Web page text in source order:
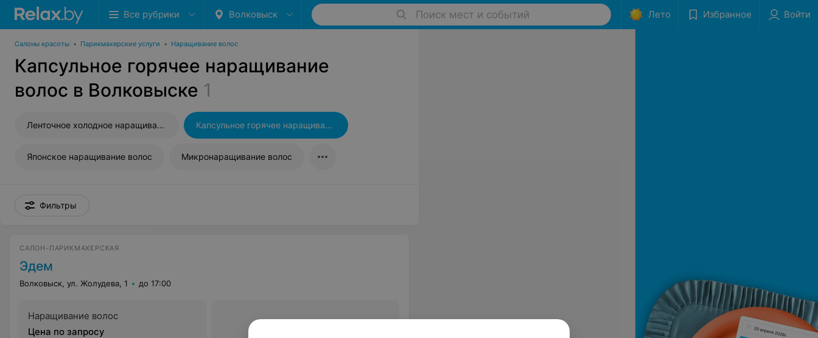
Все рубрики Волковыск Поиск мест и событий Лето Избранное Войти
Салоны красоты • Парикмахерские услуги • Наращивание волос
Капсульное горячее наращивание
волос в Волковыске 1
Ленточное холодное наращивание волос Капсульное горячее наращивание волос
Японское наращивание волос Микронаращивание волос
Фильтры
САЛОН-ПАРИКМАХЕРСКАЯ
Эдем
Волковыск, ул. Жолудева, 1 до 17:00
Наращивание волос
Цена по запросу
Все цены